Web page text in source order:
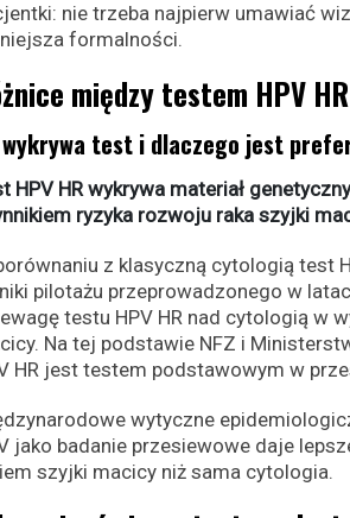
nie trzeba najpierw umawiać
formalności.
między testem HPV
wykrywa test i dlaczego jest
HPV HR wykrywa materiał
ryzyka rozwoju raka szyjki
z klasyczną cytologią test
pilotażu przeprowadzonego w
testu HPV HR nad cytologią w
Na tej podstawie NFZ i
HR jest testem podstawowym w
wytyczne
jako badanie przesiewowe daje
szyjki macicy niż sama cytologia.